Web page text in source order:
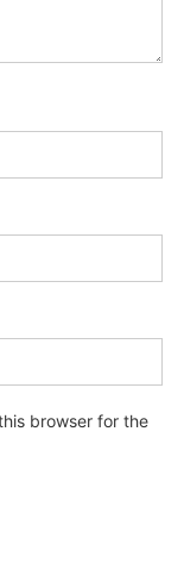
browser for the